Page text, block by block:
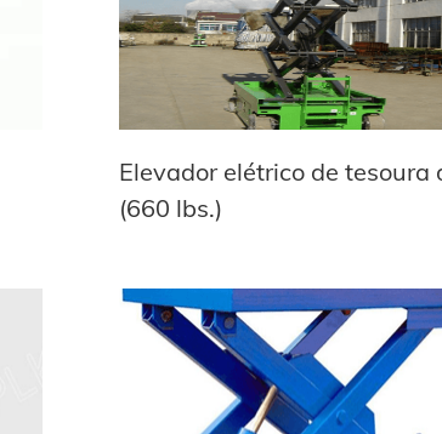
Elevador elétrico de tesoura
(660 lbs.)